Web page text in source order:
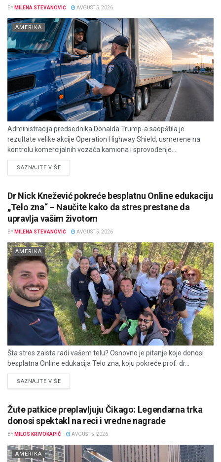
BY MILENA STEVANOVIĆ AVGUST 5, 2026
AMERIKA
Administracija predsednika Donalda Trump-a saopštila je
rezultate velike akcije Operation Highway Shield, usmerene na
kontrolu komercijalnih vozača kamiona i sprovođenje...
SAZNAJTE VIŠEDETAILS
Dr Nick Knežević pokreće besplatnu Online edukaciju
„Telo zna“ – Naučite kako da stres prestane da
upravlja vašim životom
BY MILENA STEVANOVIĆ AVGUST 5, 2026
AMERIKA
Šta stres zaista radi vašem telu? Osnovno je pitanje koje donosi
besplatna Online edukacija Telo zna, koju pokreće prof. dr...
SAZNAJTE VIŠEDETAILS
Žute patkice preplavljuju Čikago: Legendarna trka
donosi spektakl na reci i vredne nagrade
BY MILOS KRIVOKAPIĆ AVGUST 5, 2026
AMERIKA